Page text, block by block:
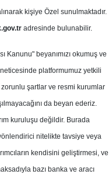
Detaykişiye Özel sunulmaktadır.
adresinde bulunabilir.
Kanunu" beyanımızı okumuş ve
platformumuz yetkili
şartlar ve resmi kurumlar
da beyan ederiz.
kuruluşu değildir. Burada
nitelikte tavsiye veya
kendisini geliştirmesi, ve
bazı banka ve aracı